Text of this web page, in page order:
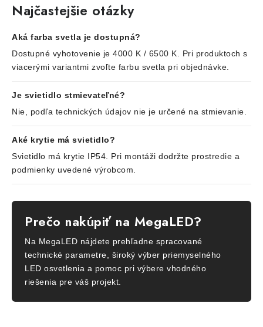
Najčastejšie otázky
Aká farba svetla je dostupná?
Dostupné vyhotovenie je 4000 K / 6500 K. Pri produktoch s
viacerými variantmi zvoľte farbu svetla pri objednávke.
Je svietidlo stmievateľné?
Nie, podľa technických údajov nie je určené na stmievanie.
Aké krytie má svietidlo?
Svietidlo má krytie IP54. Pri montáži dodržte prostredie a
podmienky uvedené výrobcom.
Prečo nakúpiť na MegaLED?
Na MegaLED nájdete prehľadne spracované
technické parametre, široký výber priemyselného
LED osvetlenia a pomoc pri výbere vhodného
riešenia pre váš projekt.